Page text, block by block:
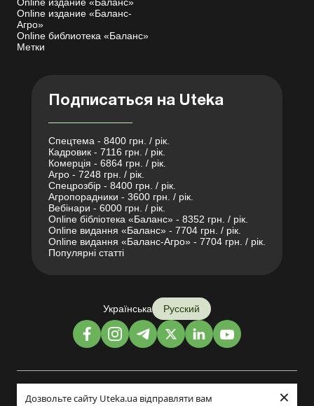
Дозвольте сайту Uteka.ua відправляти вам
×
Online издание «Баланс-
Агро»
Online библиотека «Баланс»
Метки
Подписаться на Uteka
Спецтема - 8400 грн. / рік.
Кадровик - 7116 грн. / рік.
Комерція - 6864 грн. / рік.
Агро - 7248 грн. / рік.
Спецрозбір - 8400 грн. / рік.
Агропорадники - 3600 грн. / рік.
Вебінари - 6000 грн. / рік.
Online бібліотека «Баланс» - 8352 грн. / рік.
Online видання «Баланс» - 7704 грн. / рік.
Online видання «Баланс-Агро» - 7704 грн. / рік.
Популярні статті
Українська Русский
Дизайн и разработка: